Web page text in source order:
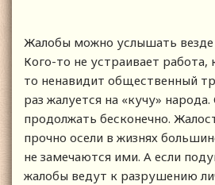
Жалобы можно услышать
Кого-то не устраивает работа,
то ненавидит общественный
раз жалуется на «кучу»
продолжать бесконечно.
прочно осели в жизнях
не замечаются ими. А если
жалобы ведут к разрушению